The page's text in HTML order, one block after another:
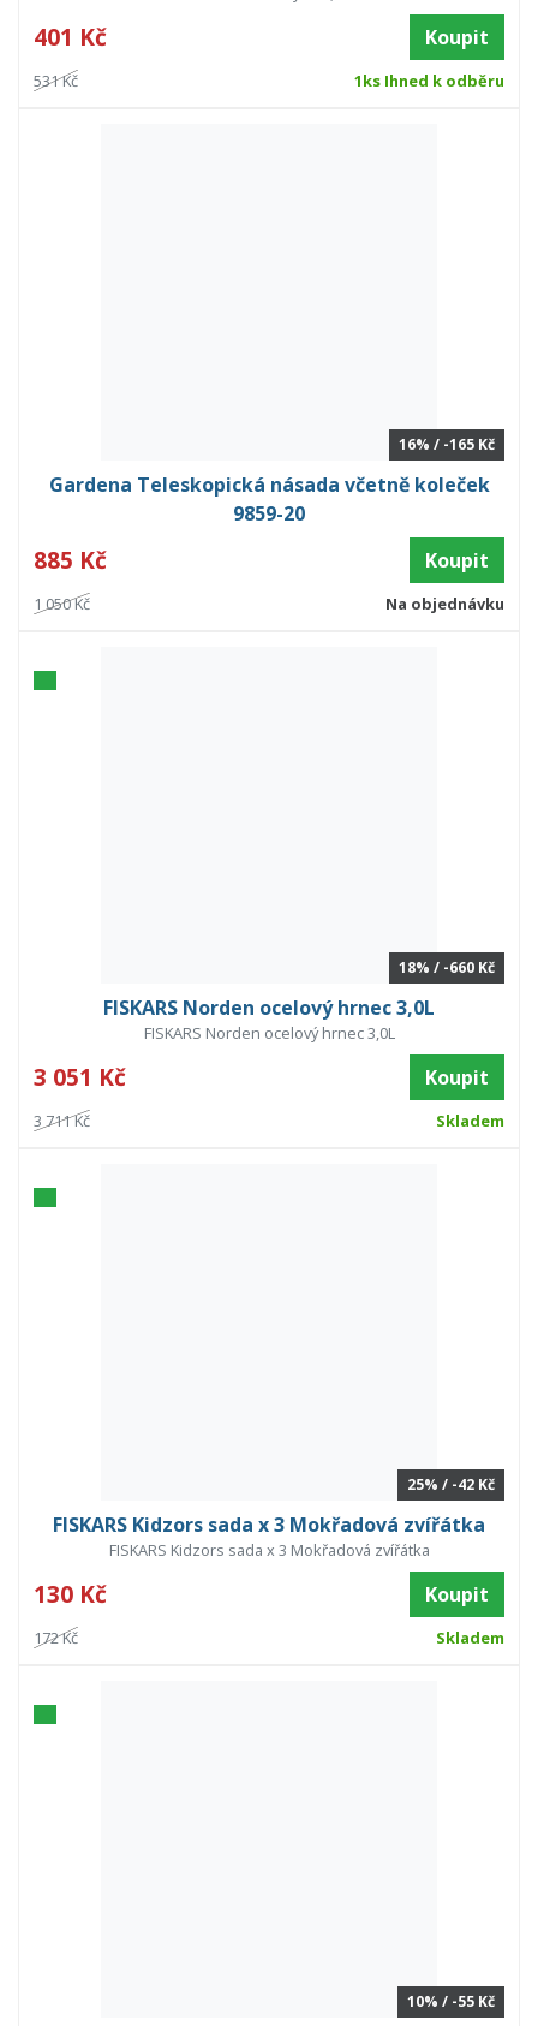
401 Kč Koupit
531 Kč 1ks Ihned k odběru
16% / -165 Kč
Gardena Teleskopická násada včetně koleček
9859-20
885 Kč Koupit
1 050 Kč Na objednávku
18% / -660 Kč
FISKARS Norden ocelový hrnec 3,0L
FISKARS Norden ocelový hrnec 3,0L
3 051 Kč Koupit
3 711 Kč Skladem
25% / -42 Kč
FISKARS Kidzors sada x 3 Mokřadová zvířátka
FISKARS Kidzors sada x 3 Mokřadová zvířátka
130 Kč Koupit
172 Kč Skladem
10% / -55 Kč